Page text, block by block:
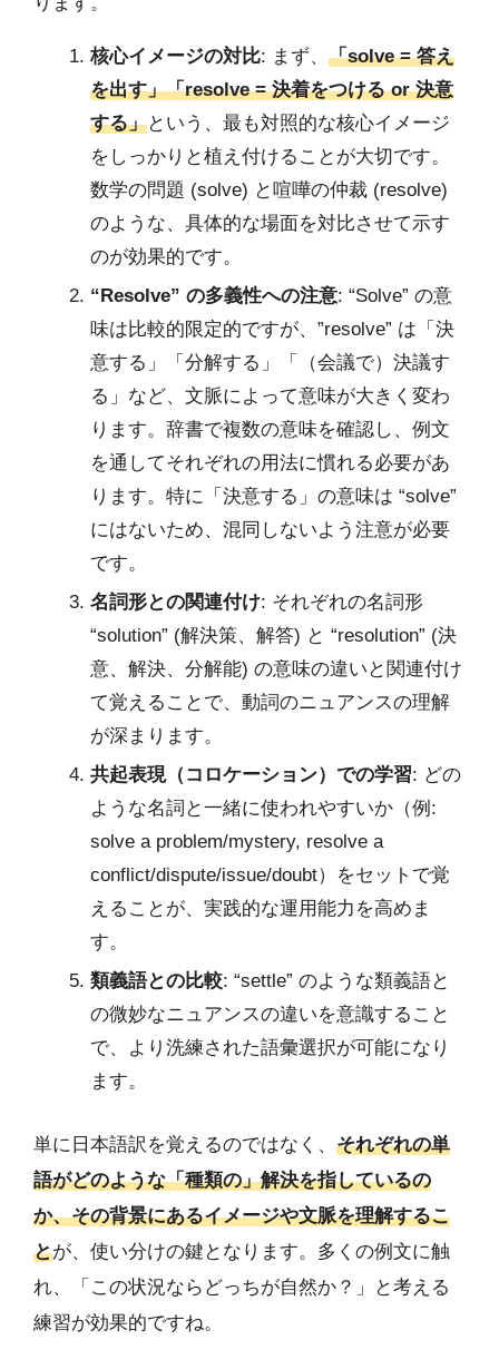
核心イメージの対比: まず、 「solve = 答え
を出す」「resolve = 決着をつける or 決意
する」という、最も対照的な核心イメージ
をしっかりと植え付けることが大切です。
数学の問題 (solve) と喧嘩の仲裁 (resolve)
のような、具体的な場面を対比させて示す
のが効果的です。
“Resolve” の多義性への注意: “Solve” の意
味は比較的限定的ですが、”resolve” は「決
意する」「分解する」「（会議で）決議す
る」など、文脈によって意味が大きく変わ
ります。辞書で複数の意味を確認し、例文
を通してそれぞれの用法に慣れる必要があ
ります。特に「決意する」の意味は “solve”
にはないため、混同しないよう注意が必要
です。
名詞形との関連付け: それぞれの名詞形
“solution” (解決策、解答) と “resolution” (決
意、解決、分解能) の意味の違いと関連付け
て覚えることで、動詞のニュアンスの理解
が深まります。
共起表現（コロケーション）での学習: どの
ような名詞と一緒に使われやすいか（例:
solve a problem/mystery, resolve a
conflict/dispute/issue/doubt）をセットで覚
えることが、実践的な運用能力を高めま
す。
類義語との比較: “settle” のような類義語と
の微妙なニュアンスの違いを意識すること
で、より洗練された語彙選択が可能になり
ます。
単に日本語訳を覚えるのではなく、 それぞれの単
語がどのような「種類の」解決を指しているの
か、その背景にあるイメージや文脈を理解するこ
とが、使い分けの鍵となります。多くの例文に触
れ、「この状況ならどっちが自然か？」と考える
練習が効果的ですね。